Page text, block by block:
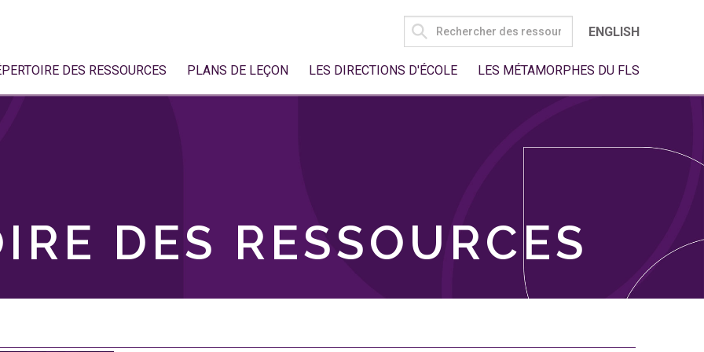
SEARCH
FOR:
ENGLISH
DES RESSOURCES PLANS DE LEÇON LES DIRECTIONS D'ÉCOLE LES MÉTAMORPHES DU FLS
DES RESSOURCES